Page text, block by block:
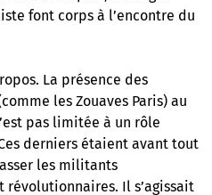
font corps à l’encontre du
La présence des
les Zouaves Paris) au
pas limitée à un rôle
derniers étaient avant tout
les militants
révolutionnaires. Il s’agissait